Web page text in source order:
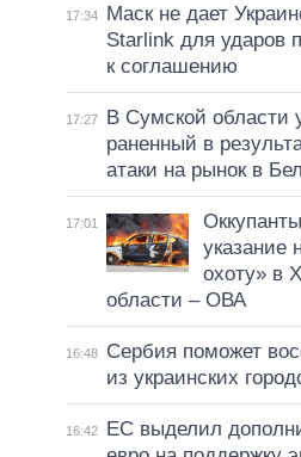
17:34
Маск не дает
Starlink для ударов
к соглашению
17:27
В Сумской области
раненный в
атаки на рынок в
17:01
указание
охоту» в
области – ОВА
16:48
Сербия поможет
из украинских
16:42
ЕС выделил